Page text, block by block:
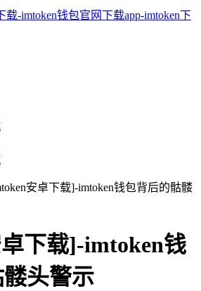
安卓下载]-imtoken钱包背后的骷髅
下载]-imtoken钱
头警示